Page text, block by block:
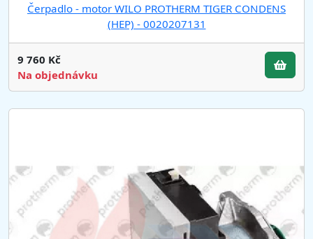
Čerpadlo - motor WILO PROTHERM TIGER CONDENS
(HEP) - 0020207131
9 760 Kč
Na objednávku